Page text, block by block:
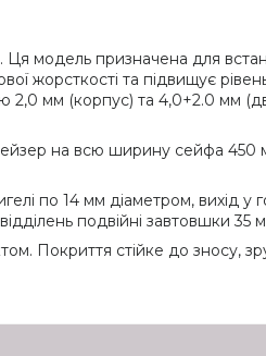
модель призначена для
та підвищує
2,0 мм (корпус) та 4,0+2.0 мм
на всю ширину сейфа
по 14 мм діаметром, вихід у
подвійні завтовшки 35
стійке до зносу,